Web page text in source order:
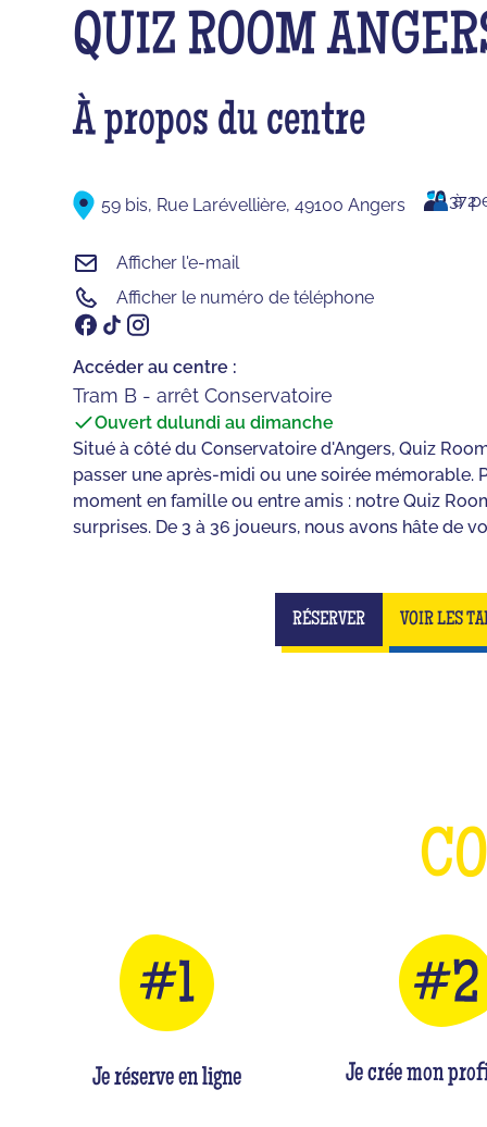
QUIZ ROOM
À propos du centre
59 bis, Rue Larévellière, 49100 Angers 3à72
Afficher l'e-mail
Afficher le numéro de téléphone
Accéder au centre :
Tram B - arrêt Conservatoire
Ouvert dulundi au dimanche
Situé à côté du Conservatoire d'Angers, Quiz
passer une après-midi ou une soirée mémorable.
moment en famille ou entre amis : notre Quiz
surprises. De 3 à 36 joueurs, nous avons hâte de
RÉSERVER VOIR LES
Je réserve en ligne Je crée mon